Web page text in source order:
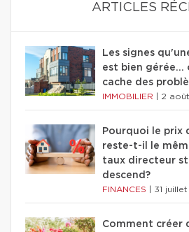
ARTICLES
Les signes
est bien gérée…
cache des
IMMOBILIER 2
Pourquoi le prix
reste-t-il le
taux directeur
descend?
FINANCES 31
Comment créer